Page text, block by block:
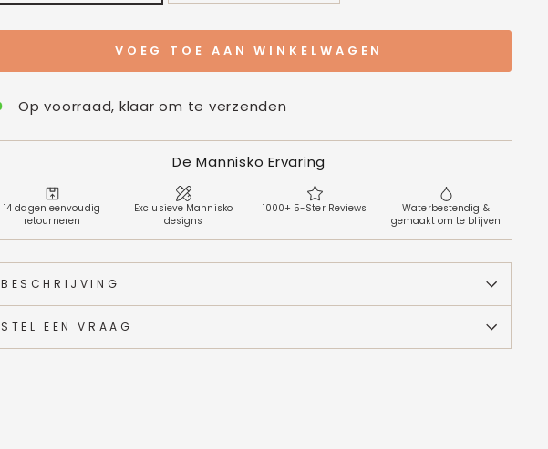
VOEG TOE AAN WINKELWAGEN
Op voorraad, klaar om te verzenden
De Mannisko Ervaring
14 dagen eenvoudig
retourneren
Exclusieve Mannisko
designs
1000+ 5-Ster Reviews
Waterbestendig &
gemaakt om te blijven
BESCHRIJVING
STEL EEN VRAAG